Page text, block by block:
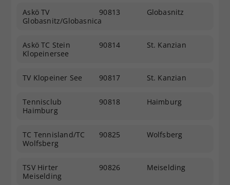
Askö TV
Globasnitz/Globasnica
90813 Globasnitz
Askö TC Stein
Klopeinersee
90814 St. Kanzian
TV Klopeiner See 90817 St. Kanzian
Tennisclub
Haimburg
90818 Haimburg
TC Tennisland/TC
Wolfsberg
90825 Wolfsberg
TSV Hirter
Meiselding
90826 Meiselding